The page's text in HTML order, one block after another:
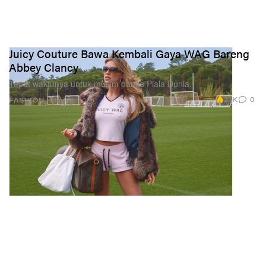
FASHION
Juicy Couture Bawa Kembali Gaya WAG Bareng
Abbey Clancy
Tepat waktunya untuk musim panas Piala Dunia.
May 20, 2026 2.1K 0